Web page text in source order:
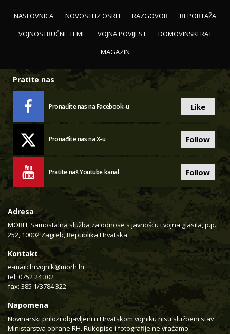
NASLOVNICA NOVOSTI IZ OSRH RAZGOVOR
REPORTAŽA
VOJNOSTRUČNE TEME
VOJNA POVIJEST
DOMOVINSKI RAT
MAGAZIN
Pratite nas
Pronađite nas na Facebook-u Like
Pronađite nas na X-u Follow
Pratite naš Youtube kanal Follow
Adresa
MORH, Samostalna služba za odnose s javnošću i vojna glasila, p.p.
252, 10002 Zagreb, Republika Hrvatska
Kontakt
e-mail: hrvojnik@morh.hr
tel: 0752 24 302
fax: 385 1/3784 322
Napomena
Novinarski prilozi objavljeni u Hrvatskom vojniku nisu službeni stav
Ministarstva obrane RH. Rukopise i fotografije ne vraćamo.